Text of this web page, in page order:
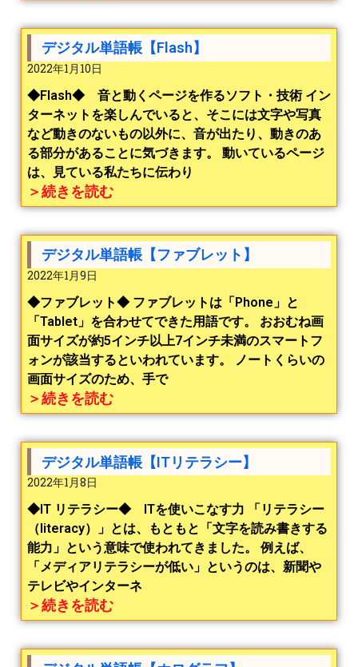
デジタル単語帳【Flash】
2022年1月10日
◆Flash◆ 音と動くページを作るソフト・技術 イン
ターネットを楽しんでいると、そこには文字や写真
など動きのないもの以外に、音が出たり、動きのあ
る部分があることに気づきます。 動いているページ
は、見ている私たちに伝わり
＞続きを読む
デジタル単語帳【ファブレット】
2022年1月9日
◆ファブレット◆ ファブレットは「Phone」と
「Tablet」を合わせてできた用語です。 おおむね画
面サイズが約5インチ以上7インチ未満のスマートフ
ォンが該当するといわれています。 ノートくらいの
画面サイズのため、手で
＞続きを読む
デジタル単語帳【ITリテラシー】
2022年1月8日
◆IT リテラシー◆ ITを使いこなす力 「リテラシー
（literacy）」とは、もともと「文字を読み書きする
能力」という意味で使われてきました。 例えば、
「メディアリテラシーが低い」というのは、新聞や
テレビやインターネ
＞続きを読む